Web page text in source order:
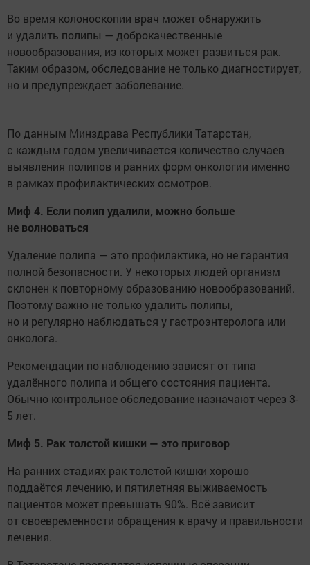
Во время колоноскопии врач может обнаружить
и удалить полипы — доброкачественные
новообразования, из которых может развиться рак.
Таким образом, обследование не только диагностирует,
но и предупреждает заболевание.
По данным Минздрава Республики Татарстан,
с каждым годом увеличивается количество случаев
выявления полипов и ранних форм онкологии именно
в рамках профилактических осмотров.
Миф 4. Если полип удалили, можно больше
не волноваться
Удаление полипа — это профилактика, но не гарантия
полной безопасности. У некоторых людей организм
склонен к повторному образованию новообразований.
Поэтому важно не только удалить полипы,
но и регулярно наблюдаться у гастроэнтеролога или
онколога.
Рекомендации по наблюдению зависят от типа
удалённого полипа и общего состояния пациента.
Обычно контрольное обследование назначают через 3-
5 лет.
Миф 5. Рак толстой кишки — это приговор
На ранних стадиях рак толстой кишки хорошо
поддаётся лечению, и пятилетняя выживаемость
пациентов может превышать 90%. Всё зависит
от своевременности обращения к врачу и правильности
лечения.